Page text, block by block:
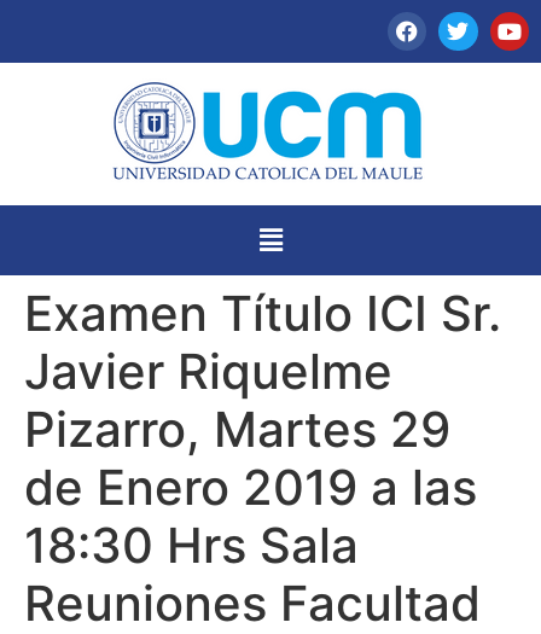
Examen Título ICI Sr.
Javier Riquelme
Pizarro, Martes 29
de Enero 2019 a las
18:30 Hrs Sala
Reuniones Facultad